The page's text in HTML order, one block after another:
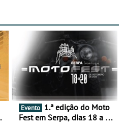
Evento
Fest em Serpa, dias 18 a 20